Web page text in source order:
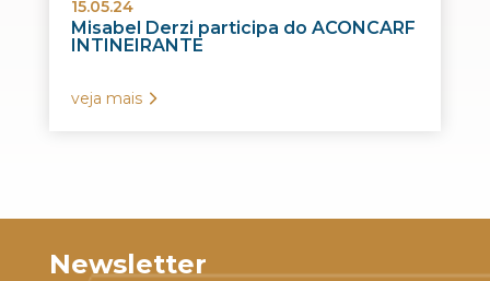
15.05.24
Misabel Derzi participa do ACONCARF
INTINEIRANTE
veja mais
Newsletter